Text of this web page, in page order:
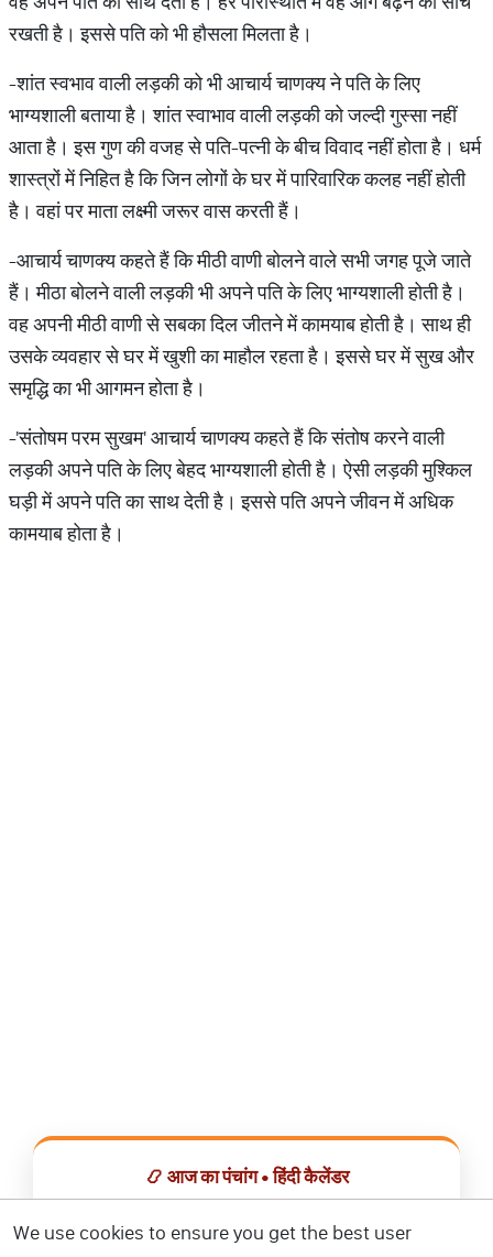
रखती है। इससे पति को भी हौसला मिलता है।
-शांत स्वभाव वाली लड़की को भी आचार्य चाणक्य ने पति के लिए
भाग्यशाली बताया है। शांत स्वाभाव वाली लड़की को जल्दी गुस्सा नहीं
आता है। इस गुण की वजह से पति-पत्नी के बीच विवाद नहीं होता है। धर्म
शास्त्रों में निहित है कि जिन लोगों के घर में पारिवारिक कलह नहीं होती
है। वहां पर माता लक्ष्मी जरूर वास करती हैं।
-आचार्य चाणक्य कहते हैं कि मीठी वाणी बोलने वाले सभी जगह पूजे जाते
हैं। मीठा बोलने वाली लड़की भी अपने पति के लिए भाग्यशाली होती है।
वह अपनी मीठी वाणी से सबका दिल जीतने में कामयाब होती है। साथ ही
उसके व्यवहार से घर में खुशी का माहौल रहता है। इससे घर में सुख और
समृद्धि का भी आगमन होता है।
-'संतोषम परम सुखम' आचार्य चाणक्य कहते हैं कि संतोष करने वाली
लड़की अपने पति के लिए बेहद भाग्यशाली होती है। ऐसी लड़की मुश्किल
घड़ी में अपने पति का साथ देती है। इससे पति अपने जीवन में अधिक
कामयाब होता है।
📿 आज का पंचांग • हिंदी कैलेंडर
We use cookies to ensure you get the best user